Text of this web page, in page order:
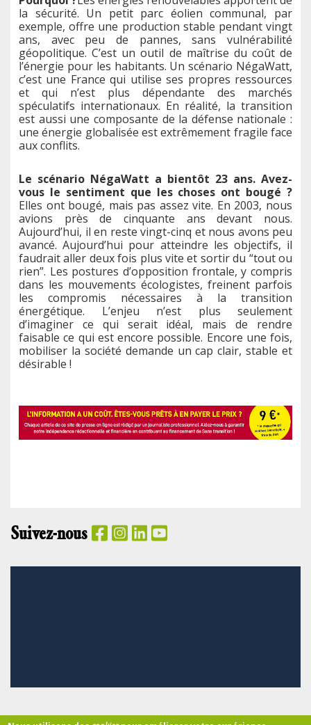
la sécurité. Un petit parc éolien communal, par
exemple, offre une production stable pendant vingt
ans, avec peu de pannes, sans vulnérabilité
géopolitique. C’est un outil de maîtrise du coût de
l’énergie pour les habitants. Un scénario NégaWatt,
c’est une France qui utilise ses propres ressources
et qui n’est plus dépendante des marchés
spéculatifs internationaux. En réalité, la transition
est aussi une composante de la défense nationale :
une énergie globalisée est extrêmement fragile face
aux conflits.
Le scénario NégaWatt a bientôt 23 ans. Avez-
vous le sentiment que les choses ont bougé ?
Elles ont bougé, mais pas assez vite. En 2003, nous
avions près de cinquante ans devant nous.
Aujourd’hui, il en reste vingt-cinq et nous avons peu
avancé. Aujourd’hui pour atteindre les objectifs, il
faudrait aller deux fois plus vite et sortir du “tout ou
rien”. Les postures d’opposition frontale, y compris
dans les mouvements écologistes, freinent parfois
les compromis nécessaires à la transition
énergétique. L’enjeu n’est plus seulement
d’imaginer ce qui serait idéal, mais de rendre
faisable ce qui est encore possible. Encore une fois,
mobiliser la société demande un cap clair, stable et
désirable !
Suivez-nous